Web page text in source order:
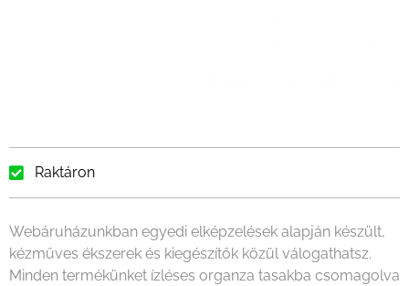
Raktáron
Webáruházunkban egyedi elképzelések alapján készült,
kézműves ékszerek és kiegészítők közül válogathatsz.
Minden termékünket ízléses organza tasakba csomagolva